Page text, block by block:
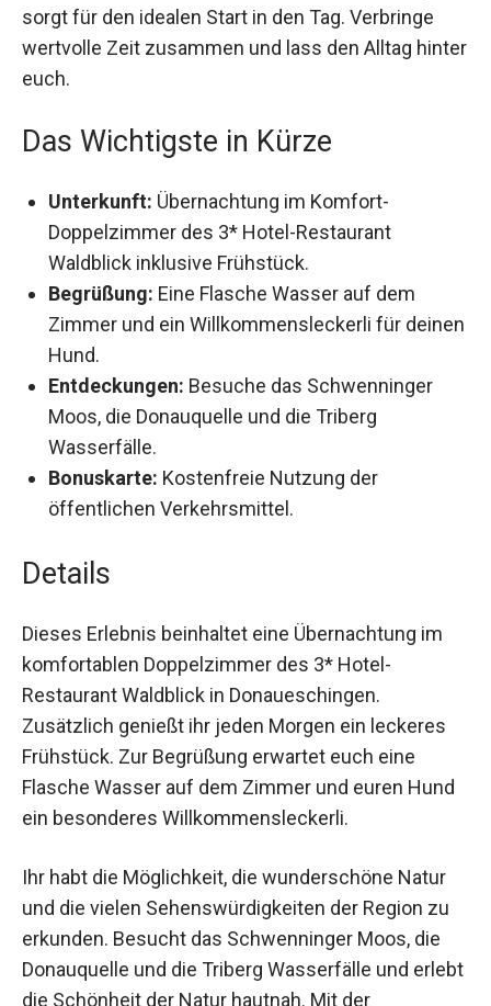
sorgt für den idealen Start in den Tag. Verbringe
wertvolle Zeit zusammen und lass den Alltag hinter
euch.
Das Wichtigste in Kürze
Unterkunft: Übernachtung im Komfort-
Doppelzimmer des 3* Hotel-Restaurant
Waldblick inklusive Frühstück.
Begrüßung: Eine Flasche Wasser auf dem
Zimmer und ein Willkommensleckerli für deinen
Hund.
Entdeckungen: Besuche das Schwenninger
Moos, die Donauquelle und die Triberg
Wasserfälle.
Bonuskarte: Kostenfreie Nutzung der
öffentlichen Verkehrsmittel.
Details
Dieses Erlebnis beinhaltet eine Übernachtung im
komfortablen Doppelzimmer des 3* Hotel-
Restaurant Waldblick in Donaueschingen.
Zusätzlich genießt ihr jeden Morgen ein leckeres
Frühstück. Zur Begrüßung erwartet euch eine
Flasche Wasser auf dem Zimmer und euren Hund
ein besonderes Willkommensleckerli.
Ihr habt die Möglichkeit, die wunderschöne Natur
und die vielen Sehenswürdigkeiten der Region zu
erkunden. Besucht das Schwenninger Moos, die
Donauquelle und die Triberg Wasserfälle und erlebt
die Schönheit der Natur hautnah. Mit der